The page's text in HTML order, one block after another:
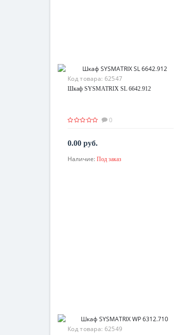
Код товара: 62547
Шкаф SYSMATRIX SL 6642.912
0
0.00 руб.
По запросу
Наличие: Под заказ
Код товара: 62549